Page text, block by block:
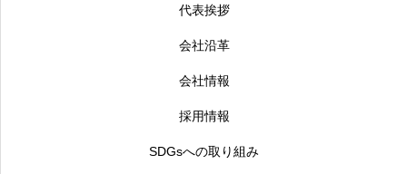
代表挨拶
会社沿革
会社情報
採用情報
SDGsへの取り組み